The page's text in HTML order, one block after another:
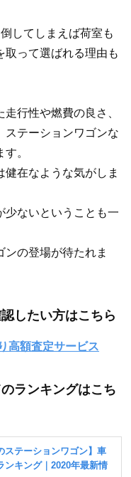
してしまえば荷室も
取って選ばれる理由も
行性や燃費の良さ、
ステーションワゴンな
。
在なような気がしま
少ないということも一
ンの登場が待たれま
したい方はこちら
高額査定サービス
ランキングはこち